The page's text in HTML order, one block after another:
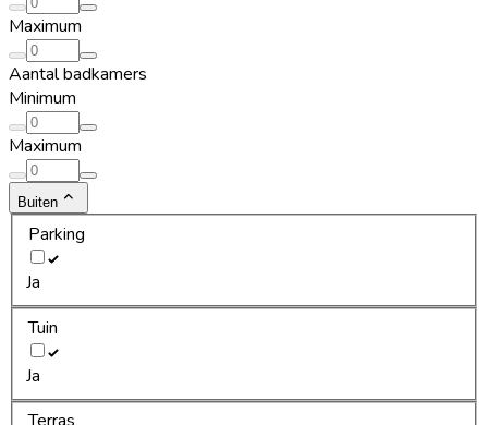
Maximum
Aantal badkamers
Minimum
Maximum
Buiten
Parking
Ja
Tuin
Ja